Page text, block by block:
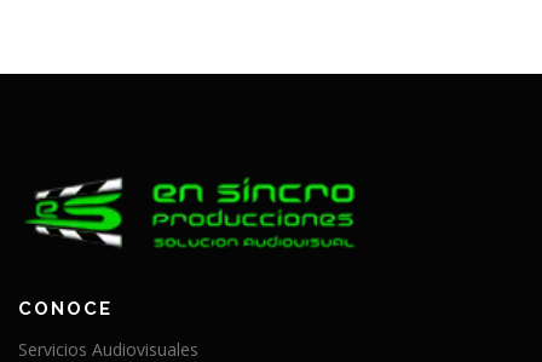
CONOCE
Servicios Audiovisuales